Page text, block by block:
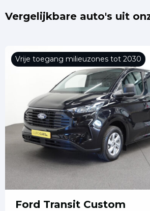
Vergelijkbare auto's uit
Vrije toegang milieuzones tot 2030
Ford Transit Custom